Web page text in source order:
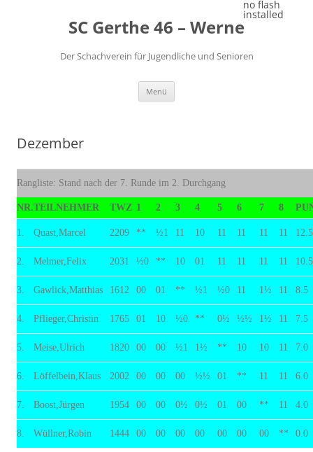
SC Gerthe 46 – Werne
Der Schachverein für Jugendliche und Senioren
Menü
Dezember
Rangliste: Stand nach der 7. Runde im 2. Durchgang
NR.TEILNEHMER TWZ 1 2 3 4 5 6 7 8
1. Quast,Marcel 2209 ** ½1 11 10 11 11 11 11 12.5
2. Melmer,Felix 2031 ½0 ** 10 01 11 11 11 11 10.5
3. Gawlick,Matthias 1612 00 01 ** ½1 ½0 11 1½ 11 8.5
4. Pflieger,Christin 1765 01 10 ½0 ** 0½ ½½ 1½ 11 7.5
5. Meise,Ulrich 1820 00 00 ½1 1½ ** 10 10 11 7.0
6. Löffelbein,Klaus 2002 00 00 00 ½½ 01 ** 11 11 6.0
7. Boost,Jürgen 1954 00 00 0½ 0½ 01 00 ** 11 4.0
8. Wüllner,Robin 1444 00 00 00 00 00 00 00 ** 0.0
no flash
installed